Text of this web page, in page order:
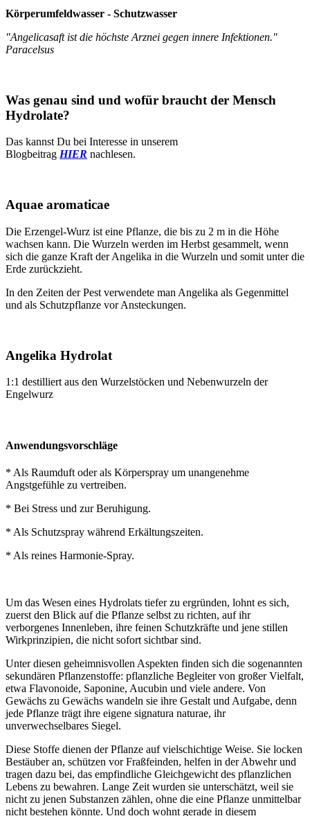
Körperumfeldwasser - Schutzwasser
"Angelicasaft ist die höchste Arznei gegen innere Infektionen."
Paracelsus
Was genau sind und wofür braucht der Mensch
Hydrolate?
Das kannst Du bei Interesse in unserem
Blogbeitrag HIER nachlesen.
Aquae aromaticae
Die Erzengel-Wurz ist eine Pflanze, die bis zu 2 m in die Höhe
wachsen kann. Die Wurzeln werden im Herbst gesammelt, wenn
sich die ganze Kraft der Angelika in die Wurzeln und somit unter die
Erde zurückzieht.
In den Zeiten der Pest verwendete man Angelika als Gegenmittel
und als Schutzpflanze vor Ansteckungen.
Angelika Hydrolat
1:1 destilliert aus den Wurzelstöcken und Nebenwurzeln der
Engelwurz
Anwendungsvorschläge
* Als Raumduft oder als Körperspray um unangenehme
Angstgefühle zu vertreiben.
* Bei Stress und zur Beruhigung.
* Als Schutzspray während Erkältungszeiten.
* Als reines Harmonie-Spray.
Um das Wesen eines Hydrolats tiefer zu ergründen, lohnt es sich,
zuerst den Blick auf die Pflanze selbst zu richten, auf ihr
verborgenes Innenleben, ihre feinen Schutzkräfte und jene stillen
Wirkprinzipien, die nicht sofort sichtbar sind.
Unter diesen geheimnisvollen Aspekten finden sich die sogenannten
sekundären Pflanzenstoffe: pflanzliche Begleiter von großer Vielfalt,
etwa Flavonoide, Saponine, Aucubin und viele andere. Von
Gewächs zu Gewächs wandeln sie ihre Gestalt und Aufgabe, denn
jede Pflanze trägt ihre eigene signatura naturae, ihr
unverwechselbares Siegel.
Diese Stoffe dienen der Pflanze auf vielschichtige Weise. Sie locken
Bestäuber an, schützen vor Fraßfeinden, helfen in der Abwehr und
tragen dazu bei, das empfindliche Gleichgewicht des pflanzlichen
Lebens zu bewahren. Lange Zeit wurden sie unterschätzt, weil sie
nicht zu jenen Substanzen zählen, ohne die eine Pflanze unmittelbar
nicht bestehen könnte. Und doch wohnt gerade in diesem